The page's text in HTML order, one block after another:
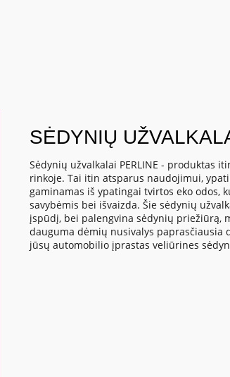
SĖDYNIŲ
Sėdynių užvalkalai PERLINE - produktas
rinkoje. Tai itin atsparus naudojimui,
gaminamas iš ypatingai tvirtos eko odos,
savybėmis bei išvaizda. Šie sėdynių
įspūdį, bei palengvina sėdynių priežiūrą,
dauguma dėmių nusivalys paprasčiausia
jūsų automobilio įprastas veliūrines